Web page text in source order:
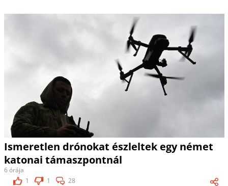
Ismeretlen drónokat észleltek egy német
katonai támaszpontnál
6 órája
1
1 28